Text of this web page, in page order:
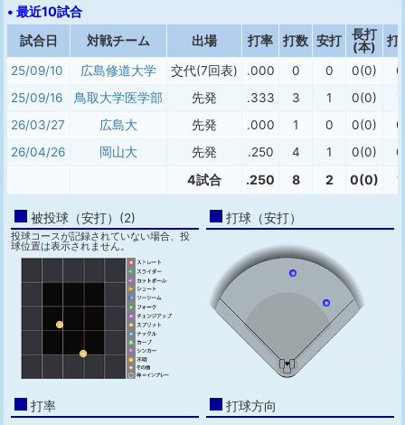
• 最近10試合
試合日 対戦チーム 出場 打率 打数 安打
長打
(本)
打
25/09/10 広島修道大学 交代(7回表) .000 0 0 0(0)
0
25/09/16
鳥取大学医学部 先発 .333 3 1 0(0)
1
26/03/27
広島大 先発 .000 1 0 0(0)
0
26/04/26
岡山大 先発 .250 4 1 0(0) 0
4試合 .250 8 2 0(0) 1
被投球（安打）(2)
投球コースが記録されていない場合、投
球位置は表示されません。
打球（安打）
打率 打球方向